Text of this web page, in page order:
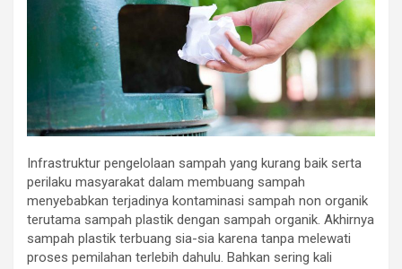
Infrastruktur pengelolaan sampah yang kurang baik serta
perilaku masyarakat dalam membuang sampah
menyebabkan terjadinya kontaminasi sampah non organik
terutama sampah plastik dengan sampah organik. Akhirnya
sampah plastik terbuang sia-sia karena tanpa melewati
proses pemilahan terlebih dahulu. Bahkan sering kali